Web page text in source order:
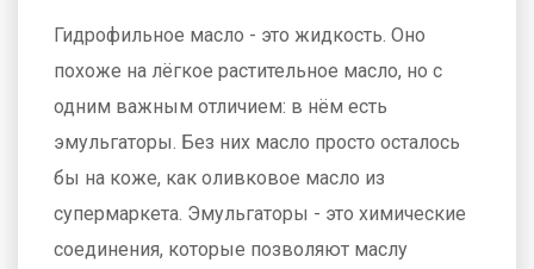
Гидрофильное масло - это жидкость. Оно
похоже на лёгкое растительное масло, но с
одним важным отличием: в нём есть
эмульгаторы. Без них масло просто осталось
бы на коже, как оливковое масло из
супермаркета. Эмульгаторы - это химические
соединения, которые позволяют маслу